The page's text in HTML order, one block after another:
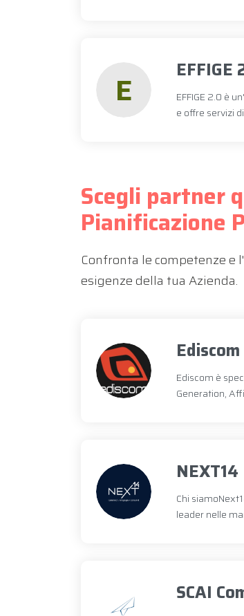
E EFFIGE
EFFIGE 2.0 è
e offre servizi
Scegli partner
Pianificazione
Confronta le competenze e
esigenze della tua Azienda.
Ediscom
Ediscom è
Generation,
NEXT14
Chi
leader nelle
SCAI